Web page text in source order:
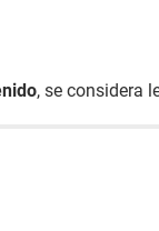
, se considera